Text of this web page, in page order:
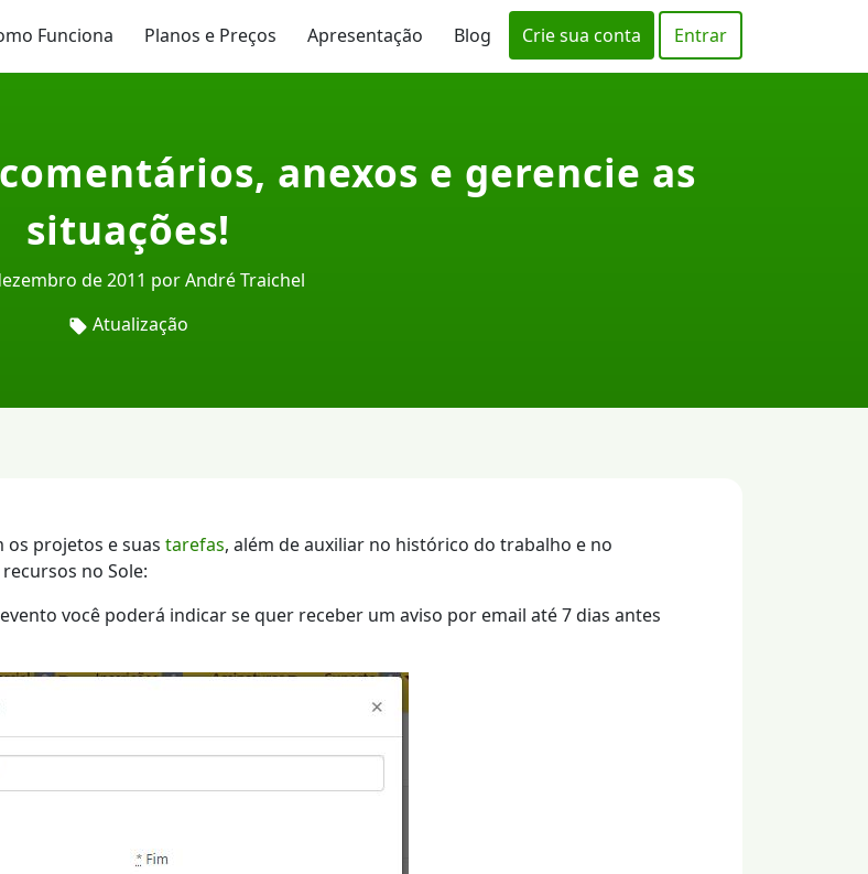
Funciona Planos e Preços Apresentação Blog Crie sua conta Entrar
anexos e gerencie as
situações!
de 2011 por André Traichel
Atualização
projetos e suas tarefas, além de auxiliar no histórico do trabalho e no
no Sole:
você poderá indicar se quer receber um aviso por email até 7 dias antes